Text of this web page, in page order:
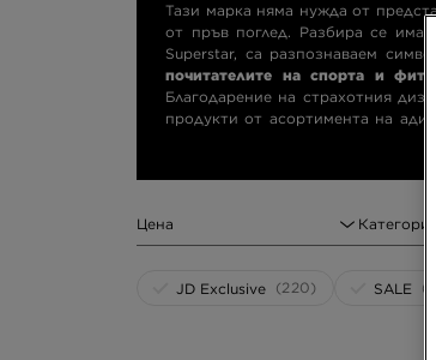
Тази марка няма нужда от
от пръв поглед. Разбира се
Superstar, са разпознаваем
почитателите на спорта и
Благодарение на страхотния
продукти от асортимента на
adidas, подбери аксесоари или
световноизвестна марка, на
Разгледай емблематичните
Цена Категория
JD Exclusive (220) SALE